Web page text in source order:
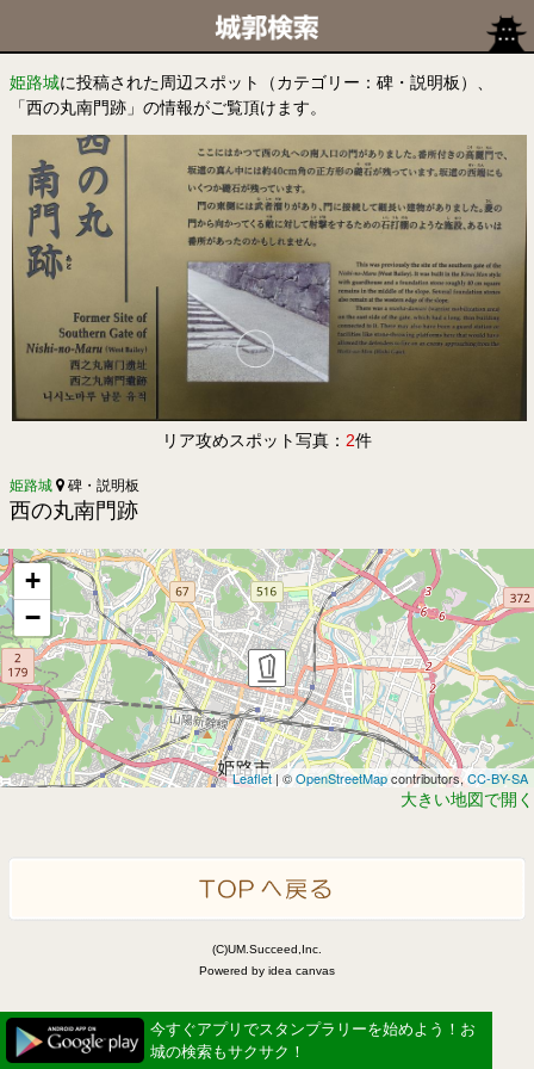
姫路城に投稿された周辺スポット（カテゴリー：碑・説明板）、
「西の丸南門跡」の情報がご覧頂けます。
リア攻めスポット写真： 2件
姫路城 碑・説明板
西の丸南門跡
+
−
Leaflet | ©OpenStreetMapcontributors,CC-BY-SA
大きい地図で開く
(C)UM.Succeed,Inc.
Powered by idea canvas
今すぐアプリでスタンプラリーを始めよう！お
城の検索もサクサク！